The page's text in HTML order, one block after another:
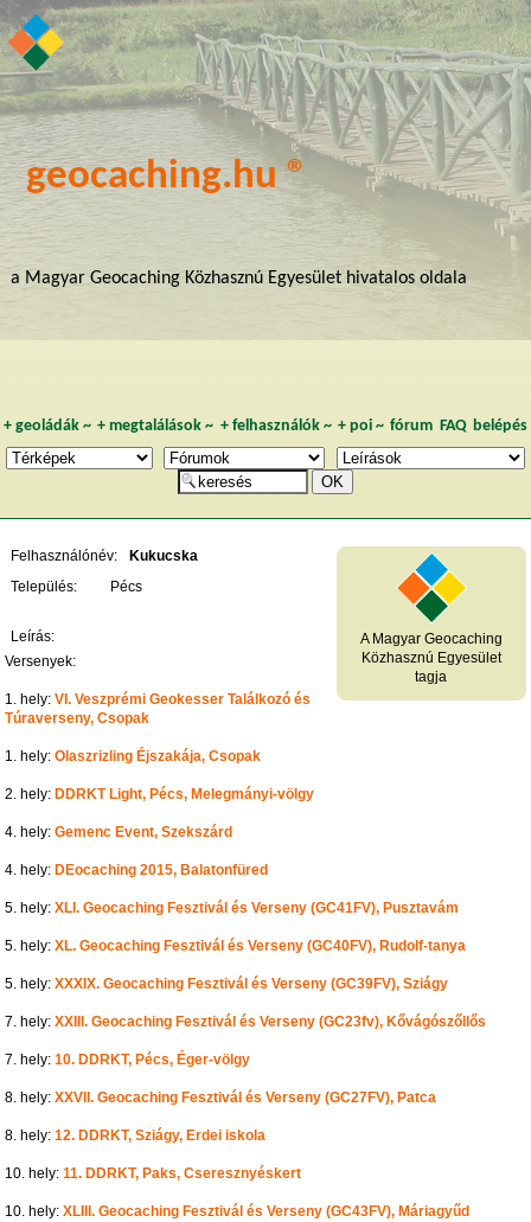
geocaching.hu ®
a Magyar Geocaching Közhasznú Egyesület hivatalos oldala
+ geoládák~ +megtalálások ~ + felhasználók~ + poi~ fórum FAQ belépés
A Magyar Geocaching
Közhasznú Egyesület
tagja
Felhasználónév:
Kukucska
Település:
Pécs
Leírás:
Versenyek:
1. hely:VI. Veszprémi Geokesser Találkozó és
Túraverseny, Csopak
1. hely:Olaszrizling Éjszakája, Csopak
2. hely: DDRKT Light, Pécs, Melegmányi-völgy
4. hely:Gemenc Event, Szekszárd
4. hely: DEocaching 2015, Balatonfüred
5. hely:XLI. Geocaching Fesztivál és Verseny (GC41FV), Pusztavám
5. hely:XL. Geocaching Fesztivál és Verseny (GC40FV), Rudolf-tanya
5. hely:XXXIX. Geocaching Fesztivál és Verseny (GC39FV), Sziágy
7. hely:XXIII. Geocaching Fesztivál és Verseny (GC23fv), Kővágószőllős
7. hely:10. DDRKT, Pécs, Éger-völgy
8. hely:XXVII. Geocaching Fesztivál és Verseny (GC27FV), Patca
8. hely:12. DDRKT, Sziágy, Erdei iskola
10. hely:11. DDRKT, Paks, Cseresznyéskert
10. hely:XLIII. Geocaching Fesztivál és Verseny (GC43FV), Máriagyűd